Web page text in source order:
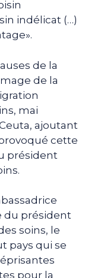
indélicat (…)
de la
de la
mai
ajoutant
cette
président
du président
soins, le
pays qui se
pour la